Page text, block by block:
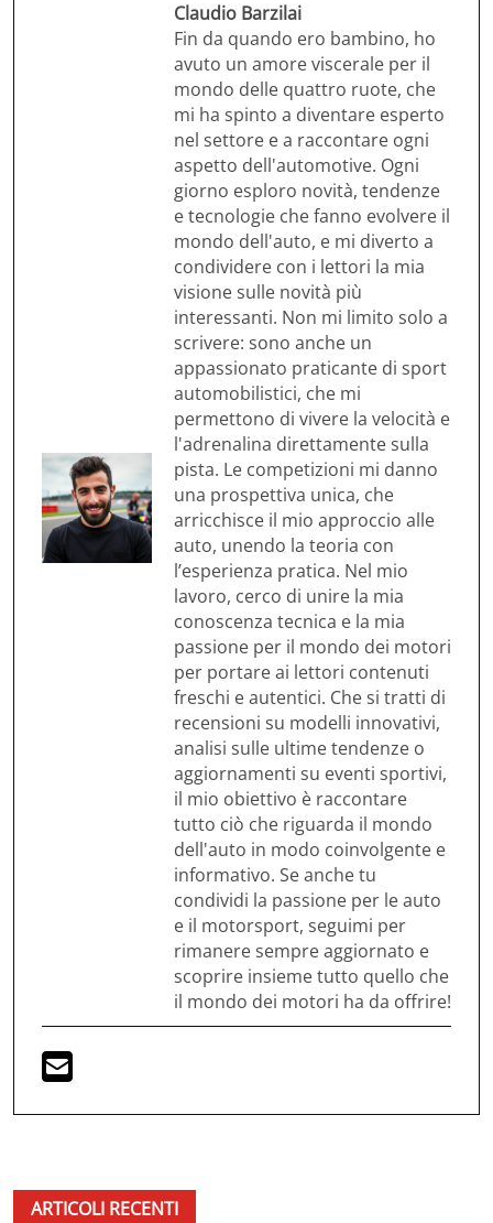
Claudio Barzilai
Fin da quando ero bambino, ho
avuto un amore viscerale per il
mondo delle quattro ruote, che
mi ha spinto a diventare esperto
nel settore e a raccontare ogni
aspetto dell'automotive. Ogni
giorno esploro novità, tendenze
e tecnologie che fanno evolvere il
mondo dell'auto, e mi diverto a
condividere con i lettori la mia
visione sulle novità più
interessanti. Non mi limito solo a
scrivere: sono anche un
appassionato praticante di sport
automobilistici, che mi
permettono di vivere la velocità e
l'adrenalina direttamente sulla
pista. Le competizioni mi danno
una prospettiva unica, che
arricchisce il mio approccio alle
auto, unendo la teoria con
l’esperienza pratica. Nel mio
lavoro, cerco di unire la mia
conoscenza tecnica e la mia
passione per il mondo dei motori
per portare ai lettori contenuti
freschi e autentici. Che si tratti di
recensioni su modelli innovativi,
analisi sulle ultime tendenze o
aggiornamenti su eventi sportivi,
il mio obiettivo è raccontare
tutto ciò che riguarda il mondo
dell'auto in modo coinvolgente e
informativo. Se anche tu
condividi la passione per le auto
e il motorsport, seguimi per
rimanere sempre aggiornato e
scoprire insieme tutto quello che
il mondo dei motori ha da offrire!
ARTICOLI RECENTI